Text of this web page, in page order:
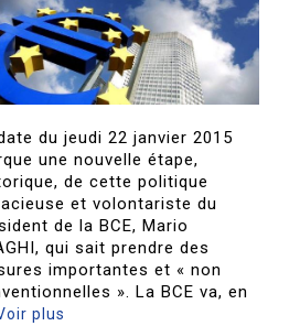
du jeudi 22 janvier 2015
une nouvelle étape,
de cette politique
et volontariste du
de la BCE, Mario
qui sait prendre des
importantes et « non
». La BCE va, en
plus